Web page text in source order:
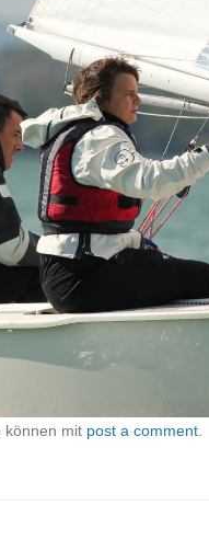
können mit post a comment.